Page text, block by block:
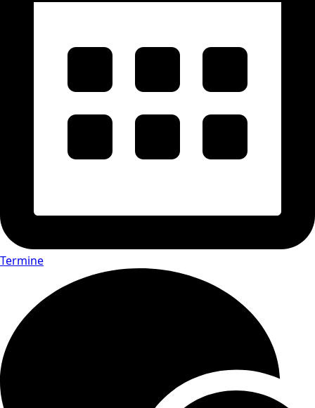
Termine